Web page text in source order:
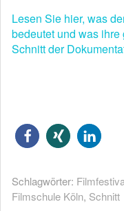
Lesen Sie hier, was
bedeutet und was
Schnitt der
Schlagwörter:
Filmschule Köln, Schnitt